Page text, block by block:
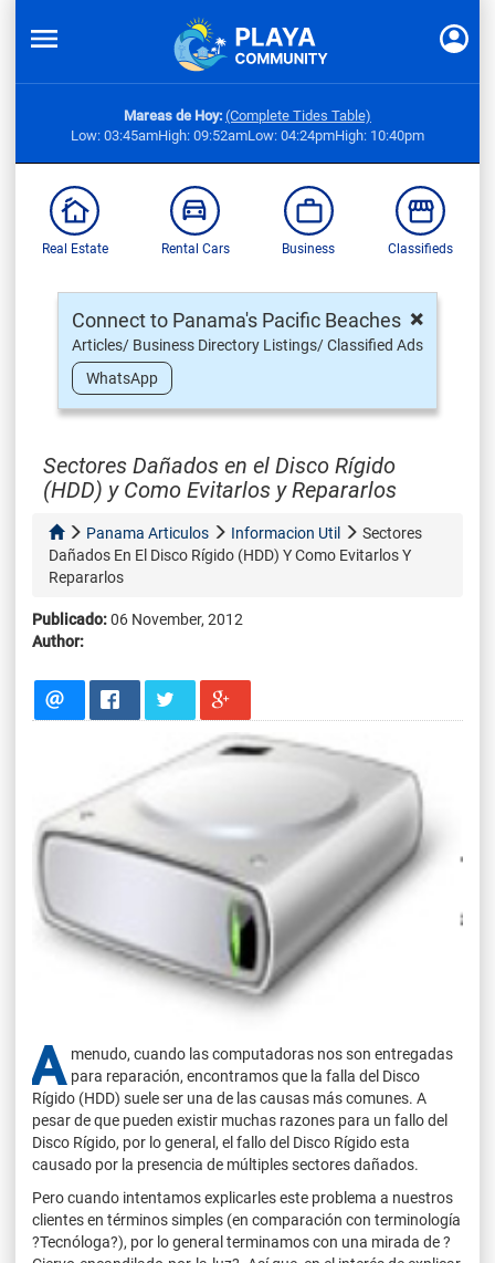
Mareas de Hoy: (Complete Tides Table)
Low: 03:45amHigh: 09:52amLow: 04:24pmHigh: 10:40pm
Real Estate Rental Cars Business Classifieds
×
Connect to Panama's Pacific Beaches
Articles/ Business Directory Listings/ Classified Ads
WhatsApp
Sectores Dañados en el Disco Rígido
(HDD) y Como Evitarlos y Repararlos
Panama Articulos Informacion Util
Sectores
Dañados En El Disco Rígido (HDD) Y Como Evitarlos Y
Repararlos
Publicado:06 November, 2012
Author:
A menudo, cuando las computadoras nos son entregadas
para reparación, encontramos que la falla del Disco
Rígido (HDD) suele ser una de las causas más comunes. A
pesar de que pueden existir muchas razones para un fallo del
Disco Rígido, por lo general, el fallo del Disco Rígido esta
causado por la presencia de múltiples sectores dañados.
Pero cuando intentamos explicarles este problema a nuestros
clientes en términos simples (en comparación con terminología
?Tecnóloga?), por lo general terminamos con una mirada de ?